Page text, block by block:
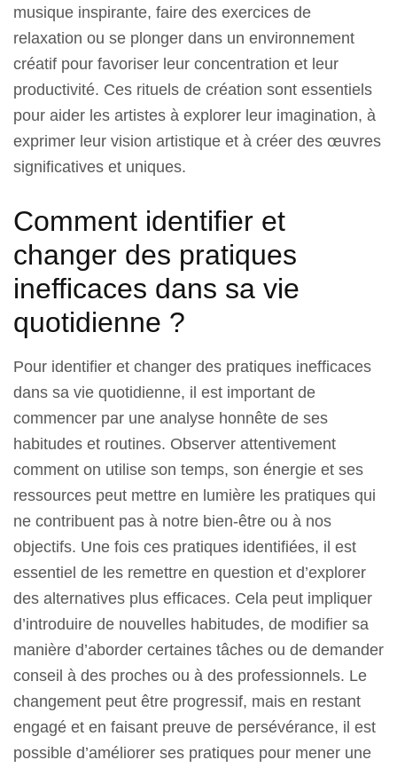
musique inspirante, faire des exercices de
relaxation ou se plonger dans un environnement
créatif pour favoriser leur concentration et leur
productivité. Ces rituels de création sont essentiels
pour aider les artistes à explorer leur imagination, à
exprimer leur vision artistique et à créer des œuvres
significatives et uniques.
Comment identifier et
changer des pratiques
inefficaces dans sa vie
quotidienne ?
Pour identifier et changer des pratiques inefficaces
dans sa vie quotidienne, il est important de
commencer par une analyse honnête de ses
habitudes et routines. Observer attentivement
comment on utilise son temps, son énergie et ses
ressources peut mettre en lumière les pratiques qui
ne contribuent pas à notre bien-être ou à nos
objectifs. Une fois ces pratiques identifiées, il est
essentiel de les remettre en question et d’explorer
des alternatives plus efficaces. Cela peut impliquer
d’introduire de nouvelles habitudes, de modifier sa
manière d’aborder certaines tâches ou de demander
conseil à des proches ou à des professionnels. Le
changement peut être progressif, mais en restant
engagé et en faisant preuve de persévérance, il est
possible d’améliorer ses pratiques pour mener une